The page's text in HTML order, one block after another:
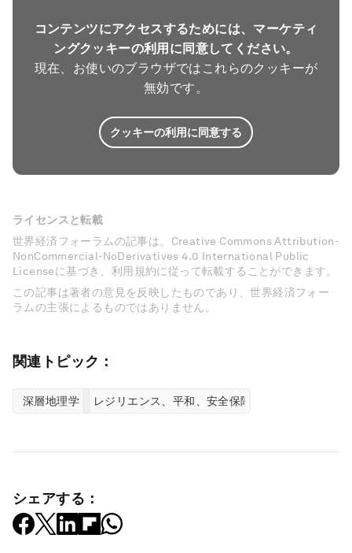
コンテンツにアクセスするためには、マーケティ
ングクッキーの利用に同意してください。
現在、お使いのブラウザではこれらのクッキーが
無効です。
クッキーの利用に同意する
ライセンスと転載
世界経済フォーラムの記事は、Creative Commons Attribution-
NonCommercial-NoDerivatives 4.0 International Public
Licenseに基づき、利用規約に従って転載することができます。
この記事は著者の意見を反映したものであり、世界経済フォー
ラムの主張によるものではありません。
関連トピック：
深層地理学 レジリエンス、平和、安全保障
シェアする：